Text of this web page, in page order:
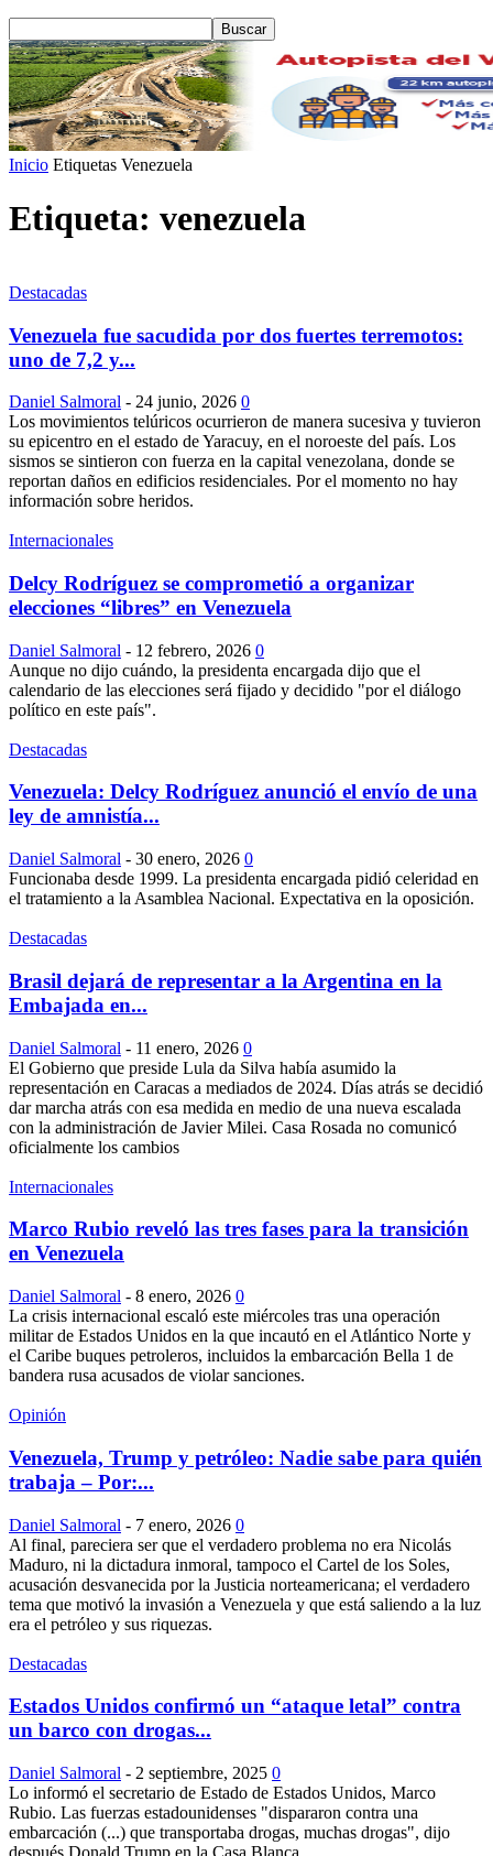
Inicio Etiquetas Venezuela
Etiqueta: venezuela
Destacadas
Venezuela fue sacudida por dos fuertes terremotos:
uno de 7,2 y...
Daniel Salmoral - 24 junio, 2026 0
Los movimientos telúricos ocurrieron de manera sucesiva y tuvieron
su epicentro en el estado de Yaracuy, en el noroeste del país. Los
sismos se sintieron con fuerza en la capital venezolana, donde se
reportan daños en edificios residenciales. Por el momento no hay
información sobre heridos.
Internacionales
Delcy Rodríguez se comprometió a organizar
elecciones “libres” en Venezuela
Daniel Salmoral - 12 febrero, 2026 0
Aunque no dijo cuándo, la presidenta encargada dijo que el
calendario de las elecciones será fijado y decidido "por el diálogo
político en este país".
Destacadas
Venezuela: Delcy Rodríguez anunció el envío de una
ley de amnistía...
Daniel Salmoral - 30 enero, 2026 0
Funcionaba desde 1999. La presidenta encargada pidió celeridad en
el tratamiento a la Asamblea Nacional. Expectativa en la oposición.
Destacadas
Brasil dejará de representar a la Argentina en la
Embajada en...
Daniel Salmoral - 11 enero, 2026 0
El Gobierno que preside Lula da Silva había asumido la
representación en Caracas a mediados de 2024. Días atrás se decidió
dar marcha atrás con esa medida en medio de una nueva escalada
con la administración de Javier Milei. Casa Rosada no comunicó
oficialmente los cambios
Internacionales
Marco Rubio reveló las tres fases para la transición
en Venezuela
Daniel Salmoral - 8 enero, 2026 0
La crisis internacional escaló este miércoles tras una operación
militar de Estados Unidos en la que incautó en el Atlántico Norte y
el Caribe buques petroleros, incluidos la embarcación Bella 1 de
bandera rusa acusados de violar sanciones.
Opinión
Venezuela, Trump y petróleo: Nadie sabe para quién
trabaja – Por:...
Daniel Salmoral - 7 enero, 2026 0
Al final, pareciera ser que el verdadero problema no era Nicolás
Maduro, ni la dictadura inmoral, tampoco el Cartel de los Soles,
acusación desvanecida por la Justicia norteamericana; el verdadero
tema que motivó la invasión a Venezuela y que está saliendo a la luz
era el petróleo y sus riquezas.
Destacadas
Estados Unidos confirmó un “ataque letal” contra
un barco con drogas...
Daniel Salmoral - 2 septiembre, 2025 0
Lo informó el secretario de Estado de Estados Unidos, Marco
Rubio. Las fuerzas estadounidenses "dispararon contra una
embarcación (...) que transportaba drogas, muchas drogas", dijo
después Donald Trump en la Casa Blanca.